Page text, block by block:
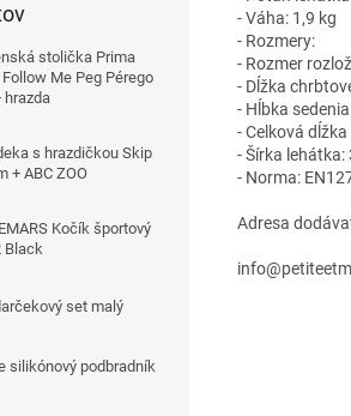
stolička Prima
Follow Me Peg Pérego
hrazda
s hrazdičkou Skip
+ ABC ZOO
Kočík športový
Black
set malý
silikónový podbradník
- Váha: 1,9 kg
- Rozmery:
- Rozmer
- Dĺžka
- Hĺbka
- Celková
- Šírka lehátka:
- Norma:
Adresa